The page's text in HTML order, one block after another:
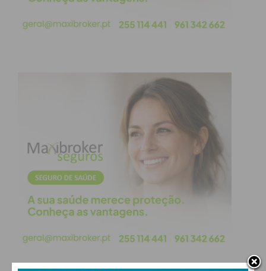
Assine nossa newsletter por e-mail e
obtenha de forma regular a informação
atualizada.
Eu li e concordo com ostermos e